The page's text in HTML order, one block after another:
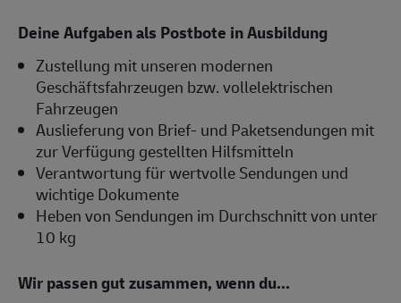
Deine Aufgaben als Postbote in Ausbildung
Zustellung mit unseren modernen
Geschäftsfahrzeugen bzw. vollelektrischen
Fahrzeugen
Auslieferung von Brief- und Paketsendungen mit
zur Verfügung gestellten Hilfsmitteln
Verantwortung für wertvolle Sendungen und
wichtige Dokumente
Heben von Sendungen im Durchschnitt von unter
10 kg
Wir passen gut zusammen, wenn du...